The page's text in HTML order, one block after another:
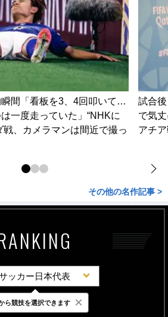
間「看板を3、4回叩いて…
一度走っていた」“NHKに
戦、カメラマンは間近で撮っ
試合
で気
アチ
その他の名作記事 >
ッカー日本代表
24時間 週間
ら競技を選択できます ×